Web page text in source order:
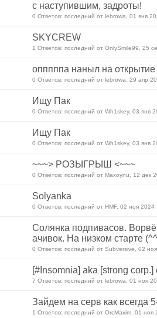
с наступившим, задроты!
0 Ответов: последний от lebrowa, 01 янв
SKYCREW
1 Ответов: последний от OnlySmile99, 25
опппппа наныл на открытие
0 Ответов: последний от lebrowa, 29 апр
Ищу Пак
0 Ответов: последний от Wh1skey, 03 янв
Ищу Пак
0 Ответов: последний от Wh1skey, 03 янв
~~~> РОЗЫГРЫШ <~~~
0 Ответов: последний от Maxoynu, 12 дек
Solyanka
0 Ответов: последний от HMF, 02 ноя 2024
Солянка подпивасов.
ачивок. На низком старте
0 Ответов: последний от Subversive, 02
[#Insomnia] aka [strong corp.]
7 Ответов: последний от lebrowa, 01 ноя
Зайдем на серв как всегда
1 Ответов: последний от OrcMaxim, 01 ноя